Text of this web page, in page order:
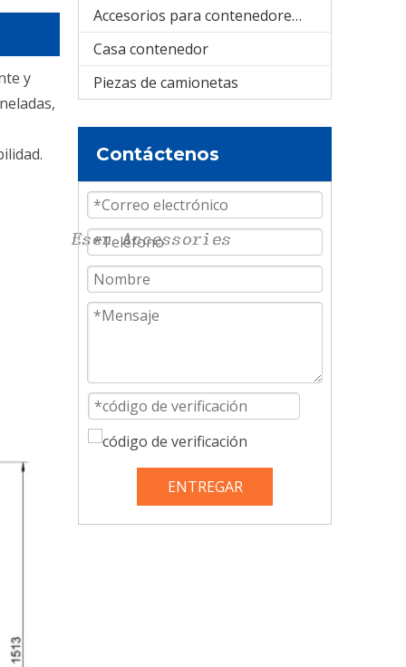
y
Accesorios para contenedores cisterna
Casa contenedor
Piezas de camionetas
Contáctenos
ENTREGAR